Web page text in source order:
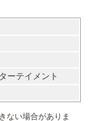
ーテイメント
ない場合がありま